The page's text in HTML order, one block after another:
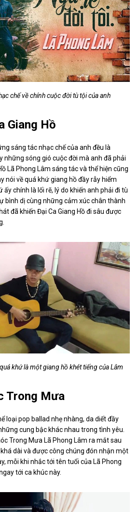
chế về chính cuộc đời tù tội của anh
Giang Hồ
sáng tác nhạc chế của anh đều là
những sóng gió cuộc đời mà anh đã phải
Lã Phong Lâm sáng tác và thể hiện cũng
nói về quá khứ giang hồ đầy rẫy hiểm
ấy chính là lối rẽ, lý do khiến anh phải đi tù
bình dị cùng những cảm xúc chân thành
đã khiến Đại Ca Giang Hồ đi sâu được
khứ là một giang hồ khét tiếng của Lâm
Trong Mưa
loại pop ballad nhẹ nhàng, da diết đầy
cung bậc khác nhau trong tình yêu.
Trong Mưa Lã Phong Lâm ra mắt sau
dài và được công chúng đón nhận một
mỗi khi nhắc tới tên tuổi của Lã Phong
tới ca khúc này.